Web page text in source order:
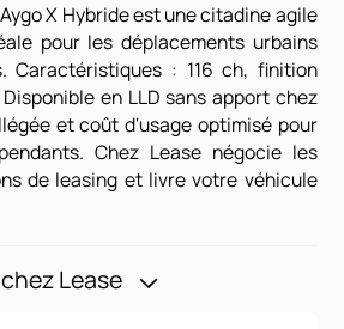
X Hybride est une citadine agile
pour les déplacements urbains
Caractéristiques : 116 ch, finition
en LLD sans apport chez
et coût d'usage optimisé pour
Chez Lease négocie les
de leasing et livre votre véhicule
Lease